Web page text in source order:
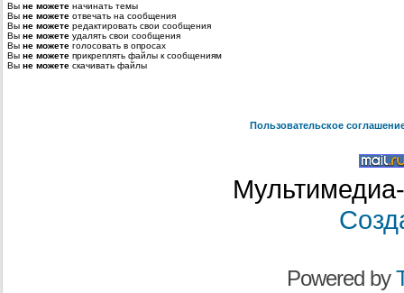
Вы не можете начинать темы
Вы не можете отвечать на сообщения
Вы не можете редактировать свои сообщения
Вы не можете удалять свои сообщения
Вы не можете голосовать в опросах
Вы не можете прикреплять файлы к сообщениям
Вы не можете скачивать файлы
Пользовательское
Powered by